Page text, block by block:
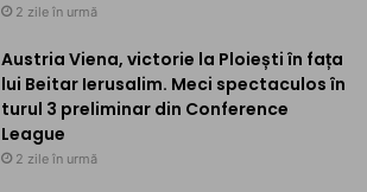
2 zile în urmă
Austria Viena, victorie la Ploiești în fața
lui Beitar Ierusalim. Meci spectaculos în
turul 3 preliminar din Conference
League
2 zile în urmă